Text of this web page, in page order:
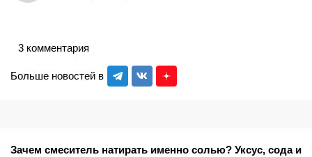
Больше новостей в
3 комментария
Зачем смеситель натирать именно солью? Уксус, сода и